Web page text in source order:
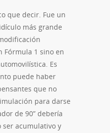
que decir. Fue un
más grande
Fórmula 1 sino en
Es
puede haber
que no
para darse
de 90” debería
ser acumulativo y